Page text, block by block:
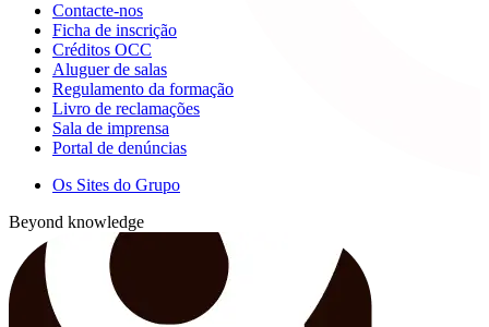
Contacte-nos
Ficha de inscrição
Créditos OCC
Aluguer de salas
Regulamento da formação
Livro de reclamações
Sala de imprensa
Portal de denúncias
Os Sites do Grupo
Beyond knowledge